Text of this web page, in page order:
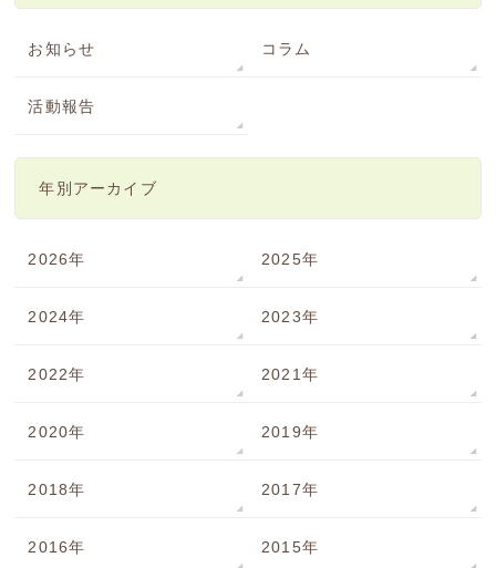
お知らせ コラム
活動報告
年別アーカイブ
2026年 2025年
2024年 2023年
2022年 2021年
2020年 2019年
2018年 2017年
2016年 2015年